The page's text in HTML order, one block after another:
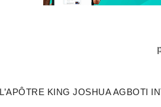
L’APÔTRE KING JOSHUA AGBOTI